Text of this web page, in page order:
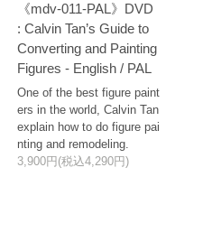
《mdv-011-PAL》DVD
: Calvin Tan’s Guide to
Converting and Painting
Figures - English / PAL
One of the best figure paint
ers in the world, Calvin Tan
explain how to do figure pai
nting and remodeling.
3,900円(税込4,290円)